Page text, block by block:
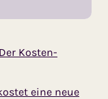
Kosten-
eine neue